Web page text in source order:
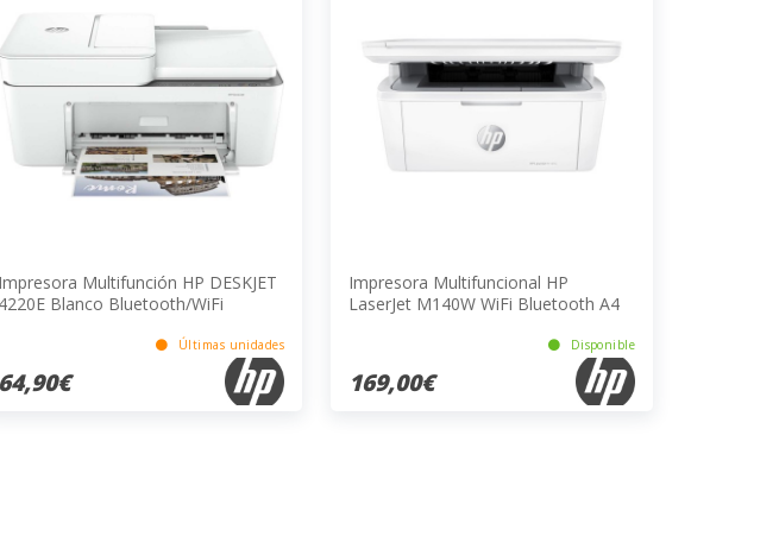
Impresora Multifunción HP DESKJET
4220E Blanco Bluetooth/WiFi
Últimas unidades
64,90€
Impresora Multifuncional HP
LaserJet M140W WiFi Bluetooth A4
Disponible
169,00€